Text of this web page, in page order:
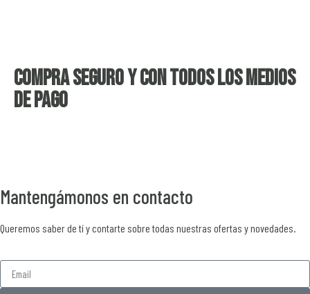
Compra seguro y con todos los medios
de pago
Mantengámonos en contacto
Queremos saber de tí y contarte sobre todas nuestras ofertas y novedades.